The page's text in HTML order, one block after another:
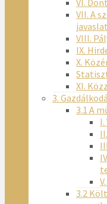
VII. A
VIII.
IX.
X.
XI.
3.
3.1 A
3.2